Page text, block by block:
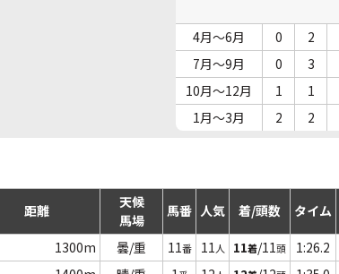
4月～6月
0 2
7月～9月
0 3
10月～12月
1 1
1月～3月
2 2
距離
天候
馬場
馬番 人気 着/頭数 タイム
1300m 曇/重 11番 11人 11着/11頭 1:26.2